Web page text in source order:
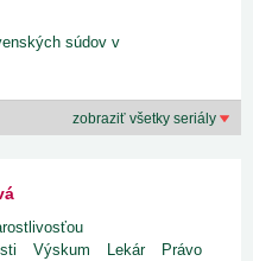
súdov v
zobraziť všetky seriály
Výskum Lekár
Právo